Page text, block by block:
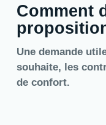
Comment
Une demande
souhaite, les
de confort.